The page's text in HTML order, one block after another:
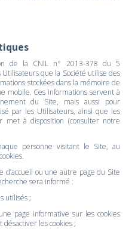
de la CNIL n° 2013-378 du 5
que la Société utilise des
stockées dans la mémoire de
mobile. Ces informations servent à
du Site, mais aussi pour
par les Utilisateurs, ainsi que les
à disposition (consulter notre
personne visitant le Site, au
d’accueil ou une autre page du Site
sera informé :
utilisés ;
page informative sur les cookies
les cookies ;